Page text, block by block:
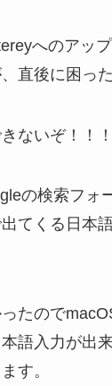
へのアッ
直後に困っ
ないぞ！！！
の検索フォ
てくる日本
たので
語入力が出
す。